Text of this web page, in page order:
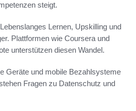
steigt.
Lernen, Upskilling und
Plattformen wie Coursera und
unterstützen diesen Wandel.
Geräte und mobile Bezahlsysteme
Fragen zu Datenschutz und